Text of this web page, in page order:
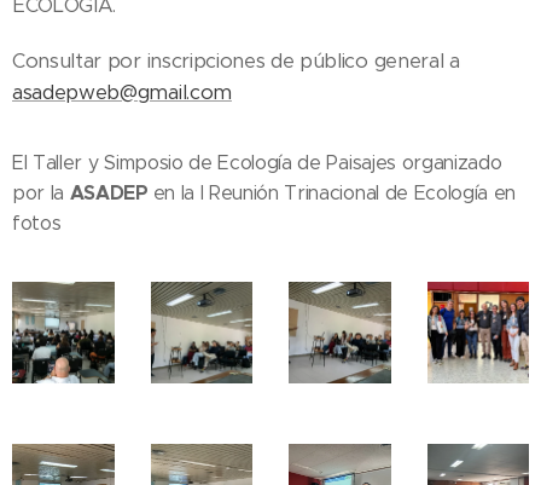
ECOLOGÍA.
Consultar por inscripciones de público general a
asadepweb@gmail.com
El Taller y Simposio de Ecología de Paisajes organizado
por la ASADEP en la I Reunión Trinacional de Ecología en
fotos